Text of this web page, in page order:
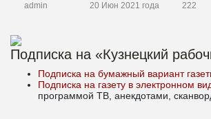
admin 20 Июн 2021 года 222
Подписка на «Кузнецкий
Подписка на бумажный вариант
Подписка на газету в электронном
программой ТВ, анекдотами,